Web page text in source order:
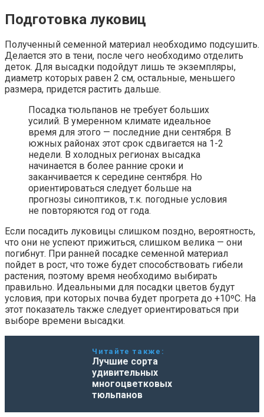
Подготовка луковиц
Полученный семенной материал необходимо подсушить.
Делается это в тени, после чего необходимо отделить
деток. Для высадки подойдут лишь те экземпляры,
диаметр которых равен 2 см, остальные, меньшего
размера, придется растить дальше.
Посадка тюльпанов не требует больших
усилий. В умеренном климате идеальное
время для этого — последние дни сентября. В
южных районах этот срок сдвигается на 1-2
недели. В холодных регионах высадка
начинается в более ранние сроки и
заканчивается к середине сентября. Но
ориентироваться следует больше на
прогнозы синоптиков, т.к. погодные условия
не повторяются год от года.
Если посадить луковицы слишком поздно, вероятность,
что они не успеют прижиться, слишком велика — они
погибнут. При ранней посадке семенной материал
пойдет в рост, что тоже будет способствовать гибели
растения, поэтому время необходимо выбирать
правильно. Идеальными для посадки цветов будут
условия, при которых почва будет прогрета до +10ºC. На
этот показатель также следует ориентироваться при
выборе времени высадки.
Читайте также:
Лучшие сорта
удивительных
многоцветковых
тюльпанов